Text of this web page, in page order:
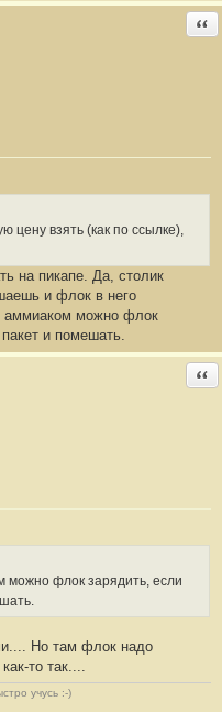
цену взять (как по ссылке),
на пикапе. Да, столик
и флок в него
аммиаком можно флок
и помешать.
можно флок зарядить, если
Но там флок надо
то так....
учусь :-)